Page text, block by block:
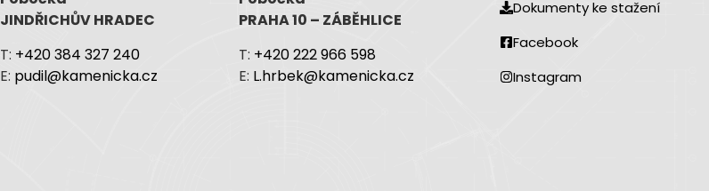
JINDŘICHŮV HRADEC
T: +420 384 327 240
E: pudil@kamenicka.cz
PRAHA 10 – ZÁBĚHLICE
T: +420 222 966 598
E: L.hrbek@kamenicka.cz
Dokumenty ke stažení
Facebook
Instagram